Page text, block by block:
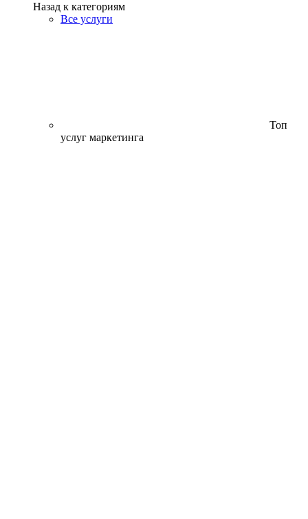
Назад к категориям
Все услуги
Топ
услуг маркетинга